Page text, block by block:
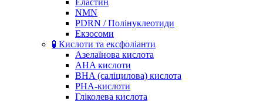
Еластин
NMN
PDRN / Полінуклеотиди
Екзосоми
🧪 Кислоти та ексфоліанти
Азелаїнова кислота
AHA кислоти
BHA (саліцилова) кислота
PHA-кислоти
Гліколева кислота